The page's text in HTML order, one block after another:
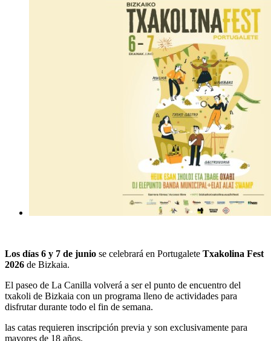
Los días 6 y 7 de junio se celebrará en Portugalete Txakolina Fest
2026 de Bizkaia.
El paseo de La Canilla volverá a ser el punto de encuentro del
txakoli de Bizkaia con un programa lleno de actividades para
disfrutar durante todo el fin de semana.
las catas requieren inscripción previa y son exclusivamente para
mayores de 18 años.